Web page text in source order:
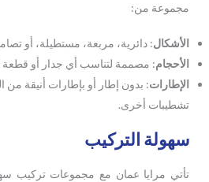
مجموعة من:
الأشكال: دائرية، مربعة، مستطيلة، أو
الأحجام: مصممة لتناسب أي جدار أو قطعة
الإطارات: بدون إطار أو بإطارات أنيقة من
تشطيبات أخرى.
سهولة التركيب
تأتي مرايا عمان مع مجموعات تركيب